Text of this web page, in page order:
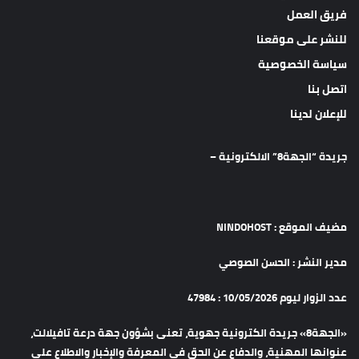
فريق العمل
للنشر على موقعنا
سياسة الخصوصية
اتصل بنا
للإعلان لدينا
جريدة “الجهة8” الالكترونية –
مضيف الموقع : NINDOHOST
مدير النشر : الحسن الصوصي
عدد الزوار ليوم 10/05/2026 : 47984
«الجهة8» جريدة الكترونية جهوية، تعنى بشؤون جهة درعة تافيلالت،
عنوانها المهنية، والدفاع عن الحق في المعرفة والإخبار والاطلاع على